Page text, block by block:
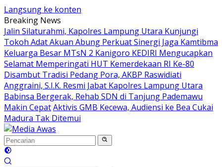
Langsung ke konten
Breaking News
Jalin Silaturahmi, Kapolres Lampung Utara Kunjungi
Tokoh Adat Akuan Abung Perkuat Sinergi Jaga Kamtibma
Keluarga Besar MTsN 2 Kanigoro KEDIRI Mengucapkan
Selamat Memperingati HUT Kemerdekaan RI Ke-80
Disambut Tradisi Pedang Pora, AKBP Raswidiati
Anggraini, S.I.K. Resmi Jabat Kapolres Lampung Utara
Babinsa Bergerak, Rehab SDN di Tanjung Pademawu
Makin CepatAktivis GMB Kecewa, Audiensi ke Bea Cukai
Madura Tak Ditemui